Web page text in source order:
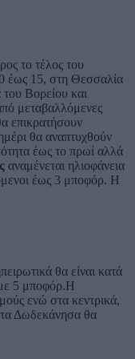
το τέλος του
έως 15, στη Θεσσαλία
Βορείου και
μεταβαλλόμενες
επικρατήσουν
θα αναπτυχθούν
έως το πρωί αλλά
αναμένεται ηλιοφάνεια
έως 3 μποφόρ. Η
θα είναι κατά
με 5 μποφόρ.Η
ενώ στα κεντρικά,
τα Δωδεκάνησα θα